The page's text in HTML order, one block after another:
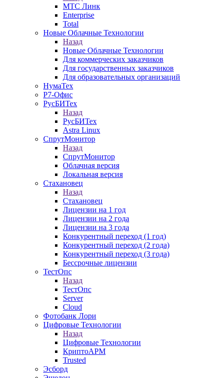
МТС Линк
Enterprise
Total
Новые Облачные Технологии
Назад
Новые Облачные Технологии
Для коммерческих заказчиков
Для государственных заказчиков
Для образовательных организаций
НумаТех
Р7-Офис
РусБИТех
Назад
РусБИТех
Astra Linux
СпрутМонитор
Назад
СпрутМонитор
Облачная версия
Локальная версия
Стахановец
Назад
Стахановец
Лицензии на 1 год
Лицензии на 2 года
Лицензии на 3 года
Конкурентный переход (1 год)
Конкурентный переход (2 года)
Конкурентный переход (3 года)
Бессрочные лицензии
ТестОпс
Назад
ТестОпс
Server
Cloud
Фотобанк Лори
Цифровые Технологии
Назад
Цифровые Технологии
КриптоАРМ
Trusted
Эсборд